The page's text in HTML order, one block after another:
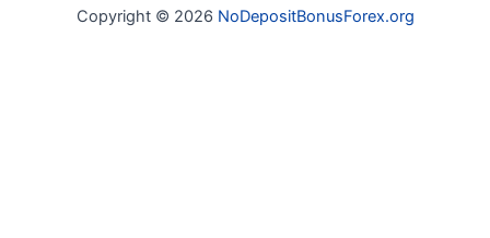
Copyright © 2026 NoDepositBonusForex.org